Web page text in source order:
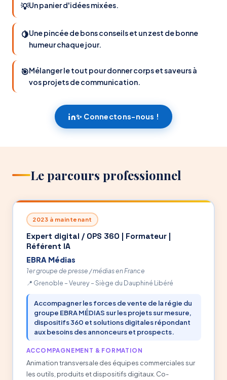
💡Un panier d'idées mixées.
🍋Une pincée de bons conseils et un zest de bonne
humeur chaque jour.
🎯Mélanger le tout pour donner corps et saveurs à
vos projets de communication.
✨ Connectons-nous !
Le parcours professionnel
2023 à maintenant
Expert digital / OPS 360 | Formateur |
Référent IA
EBRA Médias
1er groupe de presse / médias en France
Grenoble – Veurey – Siège du Dauphiné Libéré
Accompagner les forces de vente de la régie du
groupe EBRA MÉDIAS sur les projets sur mesure,
dispositifs 360 et solutions digitales répondant
aux besoins des annonceurs et prospects.
ACCOMPAGNEMENT & FORMATION
Animation transversale des équipes commerciales sur
les outils, produits et dispositifs digitaux. Co-